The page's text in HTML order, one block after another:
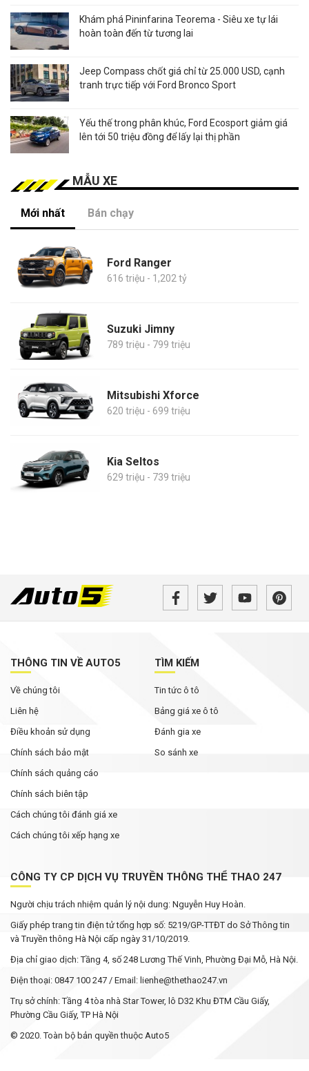
Khám phá Pininfarina Teorema - Siêu xe tự lái
hoàn toàn đến từ tương lai
Jeep Compass chốt giá chỉ từ 25.000 USD, cạnh
tranh trực tiếp với Ford Bronco Sport
Yếu thế trong phân khúc, Ford Ecosport giảm giá
lên tới 50 triệu đồng để lấy lại thị phần
MẪU XE
Mới nhất Bán chạy
Ford Ranger
616 triệu - 1,202 tỷ
Suzuki Jimny
789 triệu - 799 triệu
Mitsubishi Xforce
620 triệu - 699 triệu
Kia Seltos
629 triệu - 739 triệu
THÔNG TIN VỀ AUTO5
Về chúng tôi
Liên hệ
Điều khoản sử dụng
Chính sách bảo mật
Chính sách quảng cáo
Chính sách biên tập
Cách chúng tôi đánh giá xe
Cách chúng tôi xếp hạng xe
TÌM KIẾM
Tin tức ô tô
Bảng giá xe ô tô
Đánh gia xe
So sánh xe
CÔNG TY CP DỊCH VỤ TRUYỀN THÔNG THỂ THAO 247
Người chịu trách nhiệm quản lý nội dung: Nguyễn Huy Hoàn.
Giấy phép trang tin điện tử tổng hợp số: 5219/GP-TTĐT do Sở Thông tin
và Truyền thông Hà Nội cấp ngày 31/10/2019.
Địa chỉ giao dịch: Tầng 4, số 248 Lương Thế Vinh, Phường Đại Mỗ, Hà Nội.
Điện thoại: 0847 100 247 / Email: lienhe@thethao247.vn
Trụ sở chính: Tầng 4 tòa nhà Star Tower, lô D32 Khu ĐTM Cầu Giấy,
Phường Cầu Giấy, TP Hà Nội
© 2020. Toàn bộ bản quyền thuộc Auto5